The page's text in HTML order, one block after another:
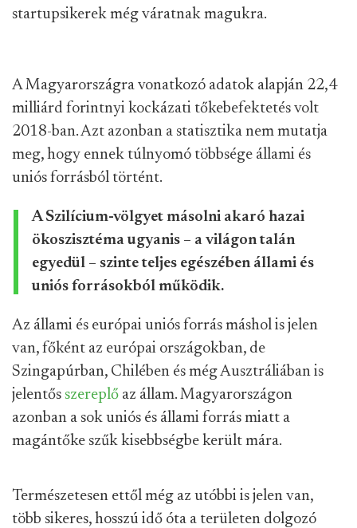
startupsikerek még váratnak magukra.
A Magyarországra vonatkozó adatok alapján 22,4
milliárd forintnyi kockázati tőkebefektetés volt
2018-ban. Azt azonban a statisztika nem mutatja
meg, hogy ennek túlnyomó többsége állami és
uniós forrásból történt.
A Szilícium-völgyet másolni akaró hazai
ökoszisztéma ugyanis – a világon talán
egyedül – szinte teljes egészében állami és
uniós forrásokból működik.
Az állami és európai uniós forrás máshol is jelen
van, főként az európai országokban, de
Szingapúrban, Chilében és még Ausztráliában is
jelentős szereplő az állam. Magyarországon
azonban a sok uniós és állami forrás miatt a
magántőke szűk kisebbségbe került mára.
Természetesen ettől még az utóbbi is jelen van,
több sikeres, hosszú idő óta a területen dolgozó